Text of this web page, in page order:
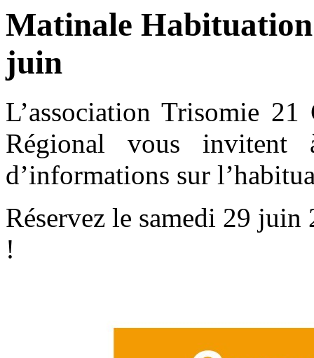
Matinale Habituation
juin
L’association Trisomie
Régional vous invitent
d’informations sur
Réservez le samedi 29
!